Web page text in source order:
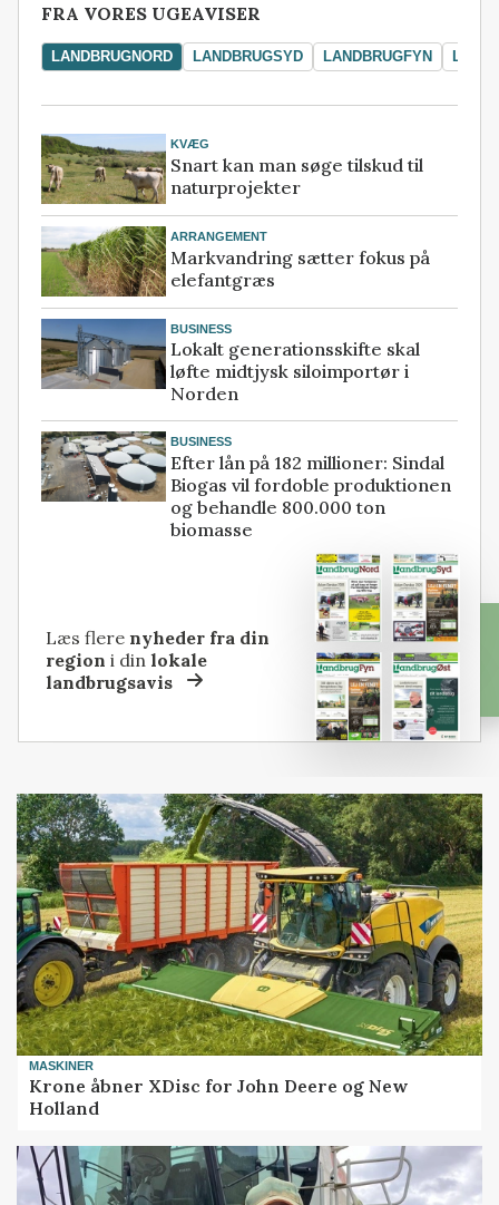
FRA VORES UGEAVISER
LANDBRUGNORD LANDBRUGSYD LANDBRUGFYN
KVÆG
Snart kan man søge tilskud til
naturprojekter
ARRANGEMENT
Markvandring sætter fokus på
elefantgræs
BUSINESS
Lokalt generationsskifte skal
løfte midtjysk siloimportør i
Norden
BUSINESS
Efter lån på 182 millioner: Sindal
Biogas vil fordoble produktionen
og behandle 800.000 ton
biomasse
Læs flere nyheder fra din
region i dinlokale
landbrugsavis
MASKINER
Krone åbner XDisc for John Deere og New
Holland